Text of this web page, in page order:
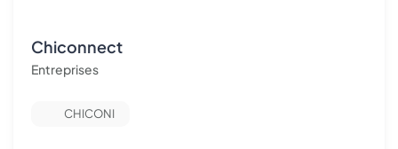
Chiconnect
Entreprises
CHICONI